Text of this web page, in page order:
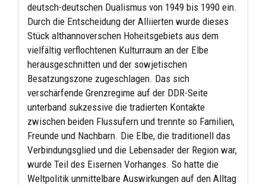
deutsch-deutschen Dualismus von 1949 bis 1990 ein.
Durch die Entscheidung der Alliierten wurde dieses
Stück althannoverschen Hoheitsgebiets aus dem
vielfältig verflochtenen Kulturraum an der Elbe
herausgeschnitten und der sowjetischen
Besatzungszone zugeschlagen. Das sich
verschärfende Grenzregime auf der DDR-Seite
unterband sukzessive die tradierten Kontakte
zwischen beiden Flussufern und trennte so Familien,
Freunde und Nachbarn. Die Elbe, die traditionell das
Verbindungsglied und die Lebensader der Region war,
wurde Teil des Eisernen Vorhanges. So hatte die
Weltpolitik unmittelbare Auswirkungen auf den Alltag